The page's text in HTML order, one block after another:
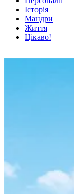
Історія
Мандри
Життя
Цікаво!